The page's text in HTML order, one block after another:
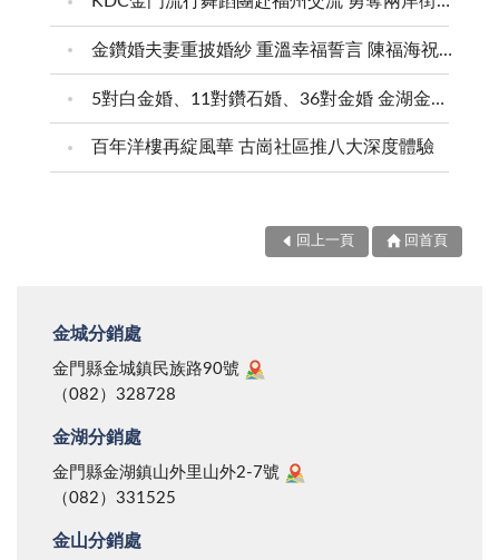
金鑽婚夫妻重披婚紗 重溫幸福誓言 陳福海祝福牽手半世紀 情深相守成典範
5對白金婚、11對鑽石婚、36對金婚 金湖金沙夫妻共享榮耀時刻 陳福海表揚金鑽婚夫妻 向半世紀相守家庭典範致敬
百年洋樓再綻風華 古崗社區推八大深度體驗
回上一頁 回首頁
金城分銷處
金門縣金城鎮民族路90號
（082）328728
金湖分銷處
金門縣金湖鎮山外里山外2-7號
（082）331525
金山分銷處